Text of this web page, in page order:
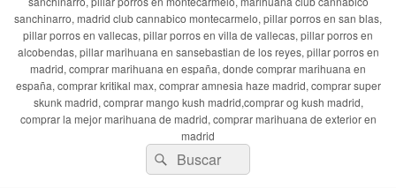
sanchinarro, madrid club cannabico montecarmelo, pillar porros en san blas,
pillar porros en vallecas, pillar porros en villa de vallecas, pillar porros en
alcobendas, pillar marihuana en sansebastian de los reyes, pillar porros en
madrid, comprar marihuana en españa, donde comprar marihuana en
españa, comprar kritikal max, comprar amnesia haze madrid, comprar super
skunk madrid, comprar mango kush madrid,comprar og kush madrid,
comprar la mejor marihuana de madrid, comprar marihuana de exterior en
madrid
Buscar
por:
Buscar